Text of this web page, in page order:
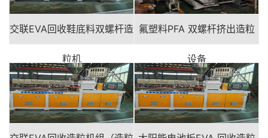
交联EVA回收鞋底料双螺杆造
粒机
氟塑料PFA 双螺杆挤出造粒
设备